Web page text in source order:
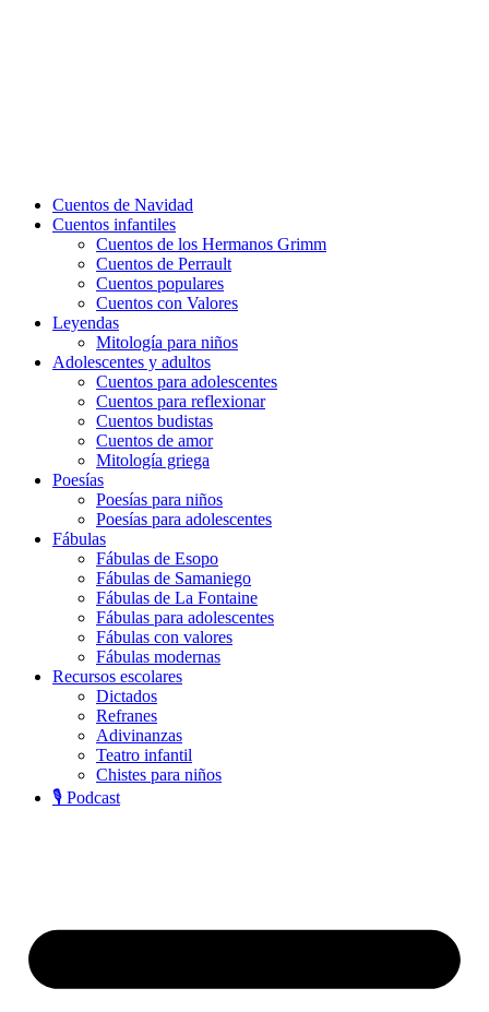
Cuentos de Navidad
Cuentos infantiles
Cuentos de los Hermanos Grimm
Cuentos de Perrault
Cuentos populares
Cuentos con Valores
Leyendas
Mitología para niños
Adolescentes y adultos
Cuentos para adolescentes
Cuentos para reflexionar
Cuentos budistas
Cuentos de amor
Mitología griega
Poesías
Poesías para niños
Poesías para adolescentes
Fábulas
Fábulas de Esopo
Fábulas de Samaniego
Fábulas de La Fontaine
Fábulas para adolescentes
Fábulas con valores
Fábulas modernas
Recursos escolares
Dictados
Refranes
Adivinanzas
Teatro infantil
Chistes para niños
🎙️ Podcast